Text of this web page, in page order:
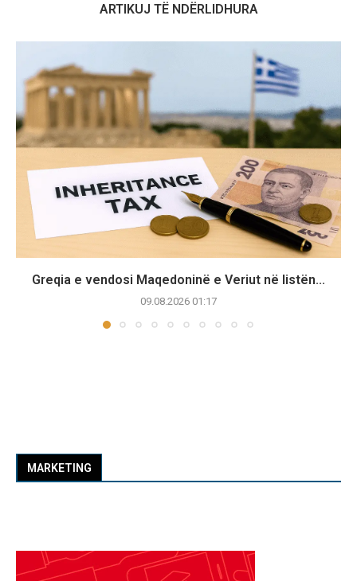
ARTIKUJ TË NDËRLIDHURA
Greqia e vendosi Maqedoninë e Veriut në listën...
09.08.2026 01:17
MARKETING